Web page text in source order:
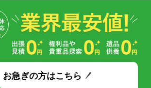
お急ぎの方はこちら